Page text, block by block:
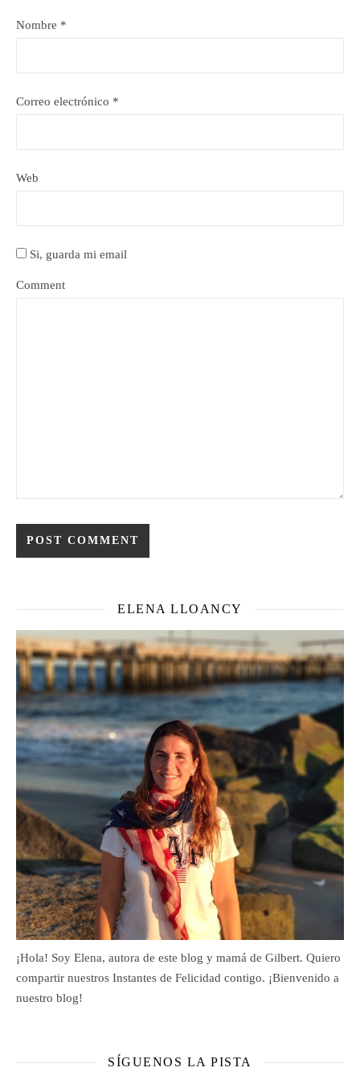
Nombre *
Correo electrónico *
Web
Si, guarda mi email
Comment
ELENA LLOANCY
¡Hola! Soy Elena, autora de este blog y mamá de Gilbert. Quiero
compartir nuestros Instantes de Felicidad contigo. ¡Bienvenido a
nuestro blog!
SÍGUENOS LA PISTA